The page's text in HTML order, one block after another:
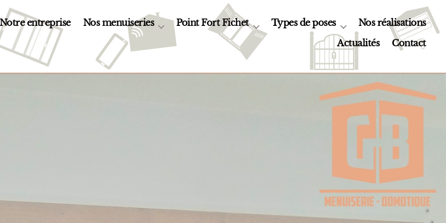
Notre entreprise Nos menuiseries Point Fort Fichet Types de poses
Nos réalisations
Actualités
Contact